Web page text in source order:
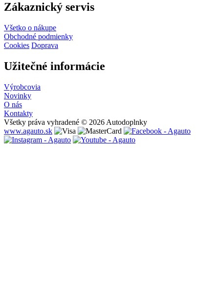
Zákaznický servis
Všetko o nákupe
Obchodné podmienky
Cookies Doprava
Užitečné informácie
Výrobcovia
Novinky
O nás
Kontakty
Všetky práva vyhradené © 2026 Autodoplnky
www.agauto.sk